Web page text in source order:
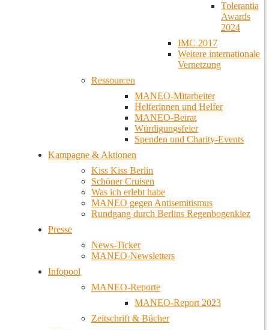
Tolerantia
Awards
2024
IMC 2017
Weitere internationale
Vernetzung
Ressourcen
MANEO-Mitarbeiter
Helferinnen und Helfer
MANEO-Beirat
Würdigungsfeier
Spenden und Charity-Events
Kampagne & Aktionen
Kiss Kiss Berlin
Schöner Cruisen
Was ich erlebt habe
MANEO gegen Antisemitismus
Rundgang durch Berlins Regenbogenkiez
Presse
News-Ticker
MANEO-Newsletters
Infopool
MANEO-Reporte
MANEO-Report 2023
Zeitschrift & Bücher